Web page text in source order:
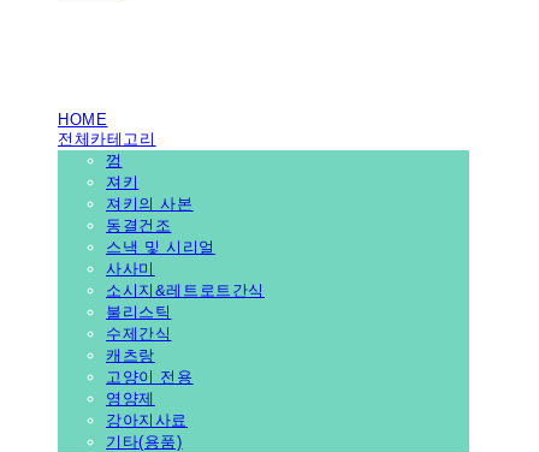
HOME
전체카테고리
껌
져키
져키의 사본
동결건조
스낵 및 시리얼
사사미
소시지&레트로트간식
불리스틱
수제간식
캐츠랑
고양이 전용
영양제
강아지사료
기타(용품)